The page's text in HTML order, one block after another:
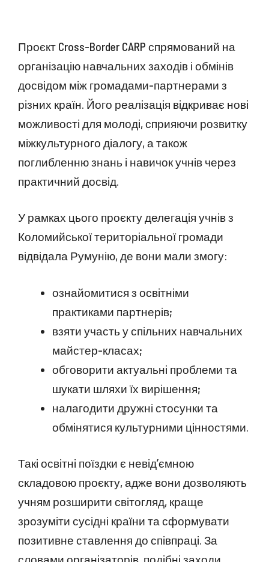
Проєкт Cross-Border CARP спрямований на
організацію навчальних заходів і обмінів
досвідом між громадами-партнерами з
різних країн. Його реалізація відкриває нові
можливості для молоді, сприяючи розвитку
міжкультурного діалогу, а також
поглибленню знань і навичок учнів через
практичний досвід.
У рамках цього проєкту делегація учнів з
Коломийської територіальної громади
відвідала Румунію, де вони мали змогу:
ознайомитися з освітніми
практиками партнерів;
взяти участь у спільних навчальних
майстер-класах;
обговорити актуальні проблеми та
шукати шляхи їх вирішення;
налагодити дружні стосунки та
обмінятися культурними цінностями.
Такі освітні поїздки є невід’ємною
складовою проєкту, адже вони дозволяють
учням розширити світогляд, краще
зрозуміти сусідні країни та сформувати
позитивне ставлення до співпраці. За